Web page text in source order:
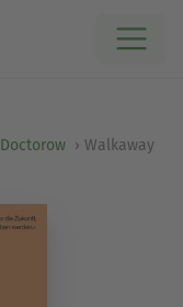
Walkaway